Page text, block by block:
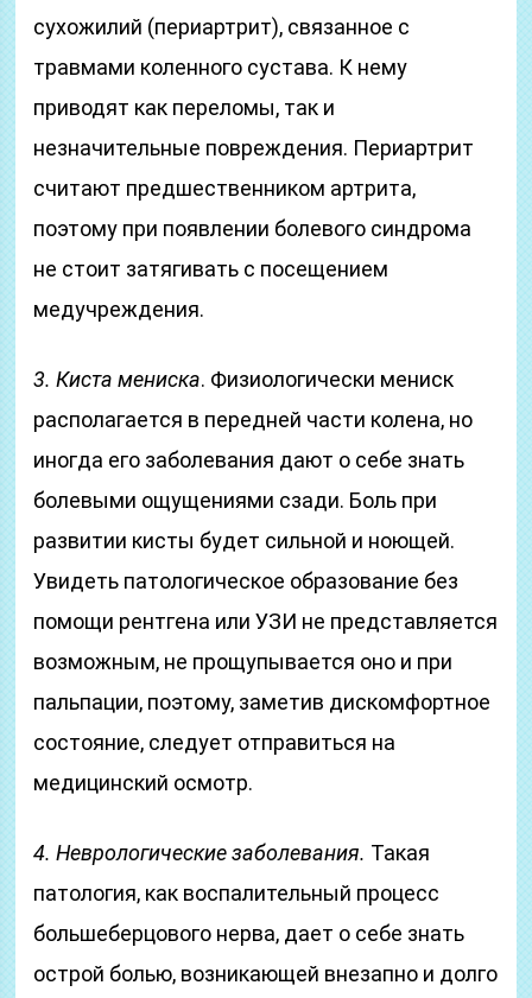
сухожилий (периартрит), связанное с
травмами коленного сустава. К нему
приводят как переломы, так и
незначительные повреждения. Периартрит
считают предшественником артрита,
поэтому при появлении болевого синдрома
не стоит затягивать с посещением
медучреждения.
3. Киста мениска. Физиологически мениск
располагается в передней части колена, но
иногда его заболевания дают о себе знать
болевыми ощущениями сзади. Боль при
развитии кисты будет сильной и ноющей.
Увидеть патологическое образование без
помощи рентгена или УЗИ не представляется
возможным, не прощупывается оно и при
пальпации, поэтому, заметив дискомфортное
состояние, следует отправиться на
медицинский осмотр.
4. Неврологические заболевания. Такая
патология, как воспалительный процесс
большеберцового нерва, дает о себе знать
острой болью, возникающей внезапно и долго